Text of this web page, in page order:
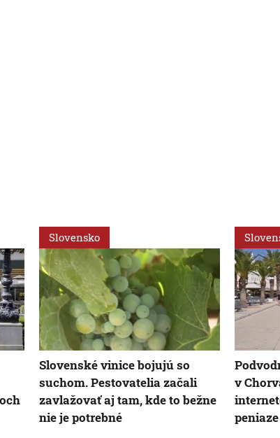
Slovensko
Slovenské vinice bojujú so
suchom. Pestovatelia začali
zavlažovať aj tam, kde to bežne
nie je potrebné
v